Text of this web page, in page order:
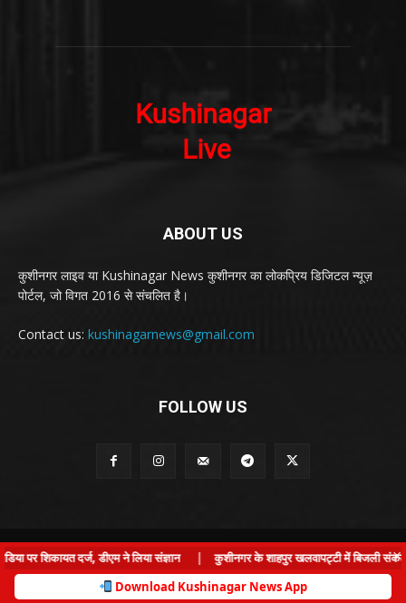
ABOUT US
कुशीनगर लाइव या Kushinagar News कुशीनगर का लोकप्रिय डिजिटल न्यूज़
पोर्टल, जो विगत 2016 से संचलित है।
Contact us: kushinagarnews@gmail.com
FOLLOW US
© Kushinagar Live - 2022
Home About us Privacy Policy Contact us
×
पर शिकायत दर्ज, डीएम ने लिया संज्ञान
कुशीनगर के शाहपुर खलवापट्टी में बिजली संकट:
Download Kushinagar News App